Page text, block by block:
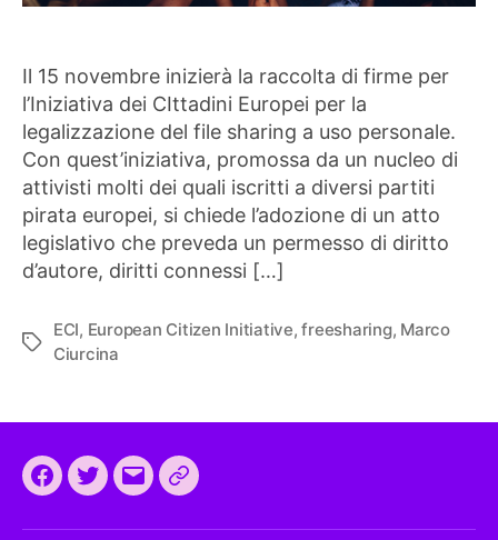
Il 15 novembre inizierà la raccolta di firme per
l’Iniziativa dei CIttadini Europei per la
legalizzazione del file sharing a uso personale.
Con quest’iniziativa, promossa da un nucleo di
attivisti molti dei quali iscritti a diversi partiti
pirata europei, si chiede l’adozione di un atto
legislativo che preveda un permesso di diritto
d’autore, diritti connessi […]
Tag
ECI, European Citizen Initiative,freesharing, Marco
Ciurcina
Facebook
TwitterEmailCEEP